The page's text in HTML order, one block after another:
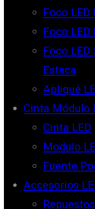
Foco LED
Foco LED
Foco LED
Estaca
Apliqué
Cinta Módulo
Cinta LED
Modulo
Fuente
Accesorios